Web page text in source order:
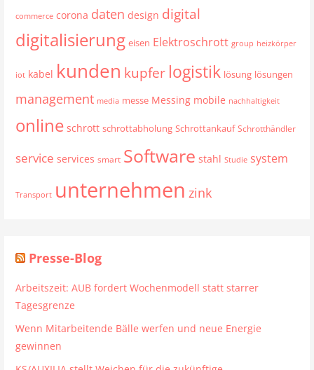
commerce corona daten design digital
digitalisierung eisen Elektroschrott group heizkörper
iot kabel kunden kupfer logistik lösung lösungen
management media messe Messing mobile nachhaltigkeit
online schrott schrottabholung Schrottankauf Schrotthändler
service services smart Software stahl Studie system
Transport unternehmen zink
Presse-Blog
Arbeitszeit: AUB fordert Wochenmodell statt starrer
Tagesgrenze
Wenn Mitarbeitende Bälle werfen und neue Energie
gewinnen